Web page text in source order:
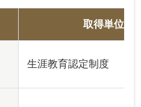
取得単位
生涯教育認定制度